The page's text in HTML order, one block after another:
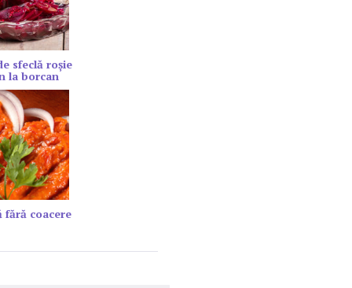
sfeclă roșie
la borcan
fără coacere